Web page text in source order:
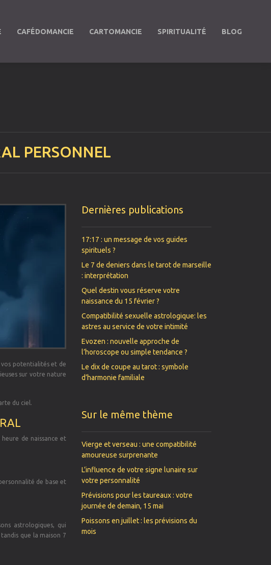
CAFÉDOMANCIE CARTOMANCIE SPIRITUALITÉ BLOG
PERSONNEL
potentialités et de
sur votre nature
du ciel.
de naissance et
de base et
astrologiques, qui
que la maison 7
Dernières publications
17:17 : un message de vos guides
spirituels ?
Le 7 de deniers dans le tarot de marseille
: interprétation
Quel destin vous réserve votre
naissance du 15 février ?
Compatibilité sexuelle astrologique: les
astres au service de votre intimité
Evozen : nouvelle approche de
l’horoscope ou simple tendance ?
Le dix de coupe au tarot : symbole
d’harmonie familiale
Sur le même thème
Vierge et verseau : une compatibilité
amoureuse surprenante
L’influence de votre signe lunaire sur
votre personnalité
Prévisions pour les taureaux : votre
journée de demain, 15 mai
Poissons en juillet : les prévisions du
mois